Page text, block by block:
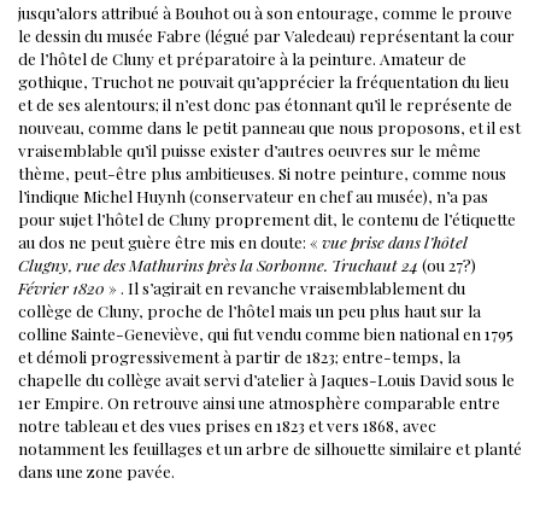
jusqu’alors attribué à Bouhot ou à son entourage, comme le prouve
le dessin du musée Fabre (légué par Valedeau) représentant la cour
de l’hôtel de Cluny et préparatoire à la peinture. Amateur de
gothique, Truchot ne pouvait qu’apprécier la fréquentation du lieu
et de ses alentours; il n’est donc pas étonnant qu’il le représente de
nouveau, comme dans le petit panneau que nous proposons, et il est
vraisemblable qu’il puisse exister d’autres oeuvres sur le même
thème, peut-être plus ambitieuses. Si notre peinture, comme nous
l’indique Michel Huynh (conservateur en chef au musée), n’a pas
pour sujet l’hôtel de Cluny proprement dit, le contenu de l’étiquette
au dos ne peut guère être mis en doute: « vue prise dans l’hôtel
Clugny, rue des Mathurins près la Sorbonne. Truchaut 24 (ou 27?)
Février 1820 » . Il s’agirait en revanche vraisemblablement du
collège de Cluny, proche de l’hôtel mais un peu plus haut sur la
colline Sainte-Geneviève, qui fut vendu comme bien national en 1795
et démoli progressivement à partir de 1823; entre-temps, la
chapelle du collège avait servi d’atelier à Jaques-Louis David sous le
1er Empire. On retrouve ainsi une atmosphère comparable entre
notre tableau et des vues prises en 1823 et vers 1868, avec
notamment les feuillages et un arbre de silhouette similaire et planté
dans une zone pavée.